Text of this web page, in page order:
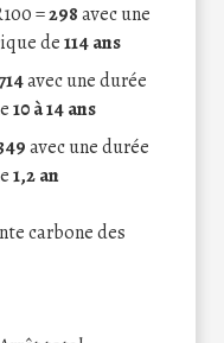
=298avec une
de114 ans
avec une durée
10 à 14 ans
avec une durée
1,2 an
carbone des